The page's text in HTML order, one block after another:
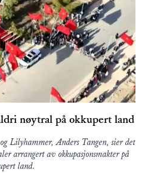
nøytral på okkupert land
Lilyhammer, Anders Tangen, sier det
arrangert av okkupasjonsmakter på
land.